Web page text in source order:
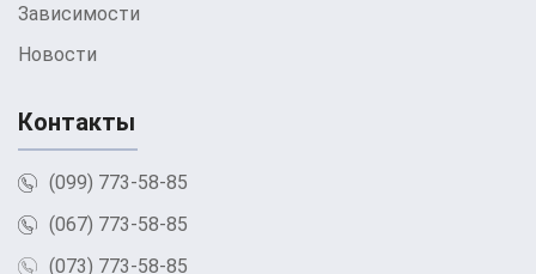
Зависимости
Новости
Контакты
(099) 773-58-85
(067) 773-58-85
(073) 773-58-85